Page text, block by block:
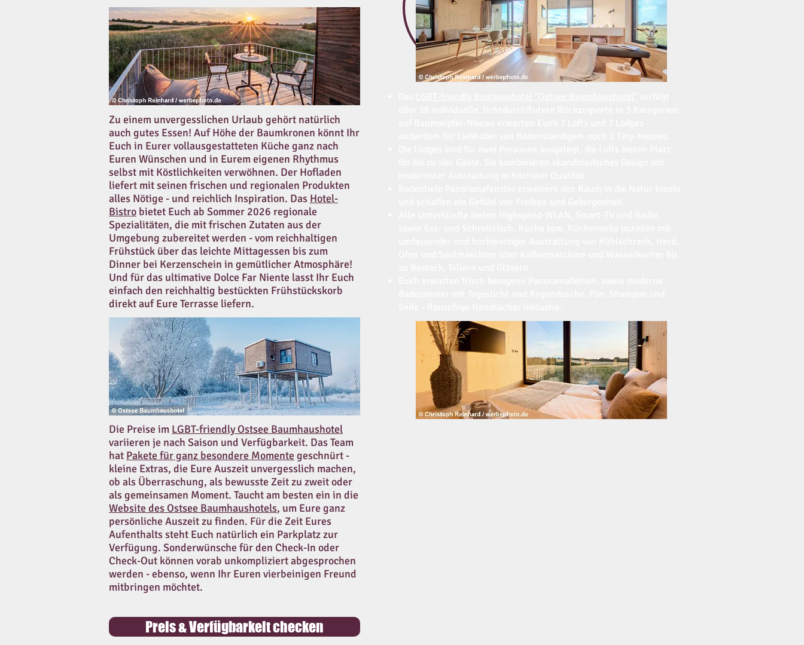
Zu einem unvergesslichen Urlaub gehört natürlich
auch gutes Essen! Auf Höhe der Baumkronen könnt Ihr
Euch in Eurer vollausgestatteten Küche ganz nach
Euren Wünschen und in Eurem eigenen Rhythmus
selbst mit Köstlichkeiten verwöhnen. Der Hofladen
liefert mit seinen frischen und regionalen Produkten
alles Nötige - und reichlich Inspiration. Das Hotel-
Bistro bietet Euch ab Sommer 2026 regionale
Spezialitäten, die mit frischen Zutaten aus der
Umgebung zubereitet werden - vom reichhaltigen
Frühstück über das leichte Mittagessen bis zum
Dinner bei Kerzenschein in gemütlicher Atmosphäre!
Und für das ultimative Dolce Far Niente lasst Ihr Euch
einfach den reichhaltig bestückten Frühstückskorb
direkt auf Eure Terrasse liefern.
Die Preise im LGBT-friendly Ostsee Baumhaushotel
variieren je nach Saison und Verfügbarkeit. Das Team
hat Pakete für ganz besondere Momente geschnürt -
kleine Extras, die Eure Auszeit unvergesslich machen,
ob als Überraschung, als bewusste Zeit zu zweit oder
als gemeinsamen Moment. Taucht am besten ein in die
Website des Ostsee Baumhaushotels, um Eure ganz
persönliche Auszeit zu finden. Für die Zeit Eures
Aufenthalts steht Euch natürlich ein Parkplatz zur
Verfügung. Sonderwünsche für den Check-In oder
Check-Out können vorab unkompliziert abgesprochen
werden - ebenso, wenn Ihr Euren vierbeinigen Freund
mitbringen möchtet.
Preis & Verfügbarkeit checken